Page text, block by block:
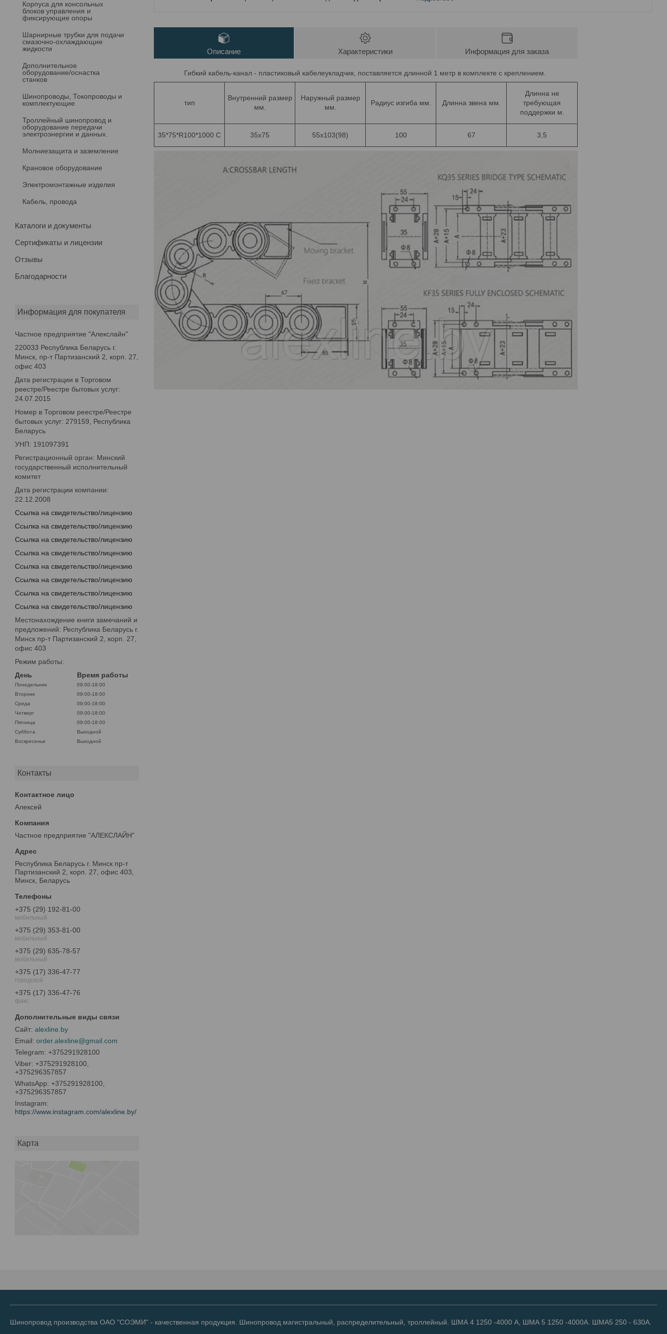
Корпуса для консольных
блоков управления и
фиксирующие опоры
Шарнирные трубки для подачи
cмазочно-охлаждающие
жидкости
Дополнительное
оборудование/оснастка
станков
Шинопроводы, Токопроводы и
комплектующие
Троллейный шинопровод и
оборудование передачи
электроэнергии и данных.
Молниезащита и заземление
Крановое оборудование
Электромонтажные изделия
Кабель, провода
Каталоги и документы
Сертификаты и лицензии
Отзывы
Благодарности
Информация для покупателя
Частное предприятие "Алекслайн"
220033 Республика Беларусь г.
Минск, пр-т Партизанский 2, корп. 27,
офис 403
Дата регистрации в Торговом
реестре/Реестре бытовых услуг:
24.07.2015
Номер в Торговом реестре/Реестре
бытовых услуг: 279159, Республика
Беларусь
УНП: 191097391
Регистрационный орган: Минский
государственный исполнительный
комитет
Дата регистрации компании:
22.12.2008
Ссылка на свидетельство/лицензию
Ссылка на свидетельство/лицензию
Ссылка на свидетельство/лицензию
Ссылка на свидетельство/лицензию
Ссылка на свидетельство/лицензию
Ссылка на свидетельство/лицензию
Ссылка на свидетельство/лицензию
Ссылка на свидетельство/лицензию
Местонахождение книги замечаний и
предложений: Республика Беларусь г.
Минск пр-т Партизанский 2, корп. 27,
офис 403
Режим работы:
День
Время работы
Понедельник
09:00-18:00
Вторник
09:00-18:00
Среда
09:00-18:00
Четверг
09:00-18:00
Пятница
09:00-18:00
Суббота
Выходной
Воскресенье
Выходной
Контакты
Алексей
Частное предприятие "АЛЕКСЛАЙН"
Республика Беларусь г. Минск пр-т
Партизанский 2, корп. 27, офис 403,
Минск, Беларусь
+375 (29) 192-81-00
мобильный
+375 (29) 353-81-00
мобильный
+375 (29) 635-78-57
мобильный
+375 (17) 336-47-77
городской
+375 (17) 336-47-76
факс
alexline.by
order.alexline@gmail.com
+375291928100
+375291928100,
+375296357857
+375291928100,
+375296357857
Instagram
https://www.instagram.com/alexline.by/
Карта
Описание Характеристики Информация для заказа
Гибкий кабель-канал - пластиковый кабелеукладчик, поставляется длинной 1 метр в комплекте с креплением.
тип
Внутренний размер
мм.
Наружный размер
мм.
Радиус изгиба мм. Длинна звена мм.
Длинна не
требующая
поддержки м.
35*75*R100*1000 С 35х75 55х103(98) 100 67 3,5
Шинопровод производства ОАО "СОЭМИ" - качественная продукция. Шинопровод магистральный, распределительный, троллейный. ШМА 4 1250 -4000 А, ШМА 5 1250 -4000А. ШМА5 250 - 630А.